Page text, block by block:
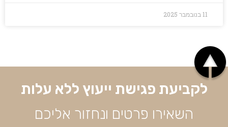
11 בנובמבר 2025
לקביעת פגישת ייעוץ ללא עלות
השאירו פרטים ונחזור אליכם